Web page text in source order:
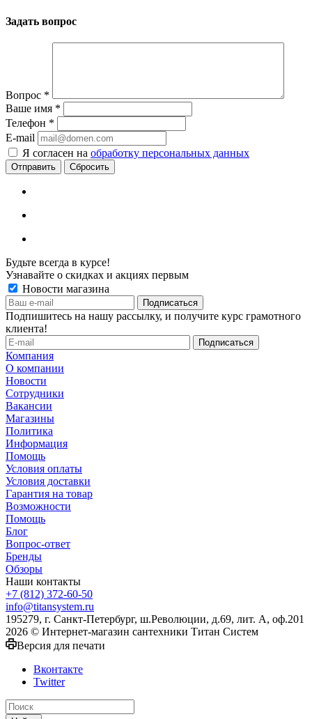
Задать вопрос
Вопрос *
Ваше имя *
Телефон *
E-mail
Я согласен на обработку персональных данных
Сбросить
Будьте всегда в курсе!
Узнавайте о скидках и акциях первым
Новости магазина
Подпишитесь на нашу рассылку, и получите курс грамотного
клиента!
Компания
О компании
Новости
Сотрудники
Вакансии
Магазины
Политика
Информация
Помощь
Условия оплаты
Условия доставки
Гарантия на товар
Возможности
Помощь
Блог
Вопрос-ответ
Бренды
Обзоры
Наши контакты
+7 (812) 372-60-50
info@titansystem.ru
195279, г. Санкт-Петербург, ш.Революции, д.69, лит. А, оф.201
2026 © Интернет-магазин сантехники Титан Систем
Версия для печати
Вконтакте
Twitter